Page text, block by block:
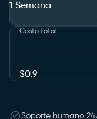
1 Semana
Costo total :
$0.9
Soporte humano